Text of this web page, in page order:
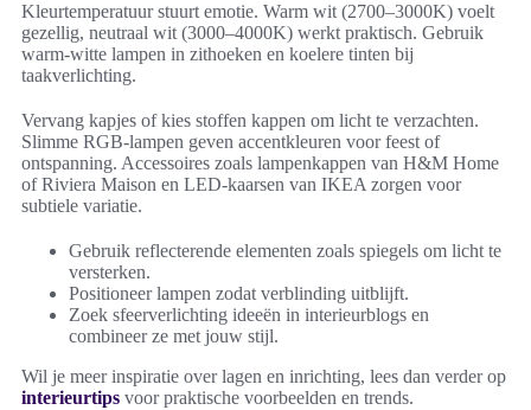
Kleurtemperatuur stuurt emotie. Warm wit (2700–3000K) voelt
gezellig, neutraal wit (3000–4000K) werkt praktisch. Gebruik
warm-witte lampen in zithoeken en koelere tinten bij
taakverlichting.
Vervang kapjes of kies stoffen kappen om licht te verzachten.
Slimme RGB-lampen geven accentkleuren voor feest of
ontspanning. Accessoires zoals lampenkappen van H&M Home
of Riviera Maison en LED-kaarsen van IKEA zorgen voor
subtiele variatie.
Gebruik reflecterende elementen zoals spiegels om licht te
versterken.
Positioneer lampen zodat verblinding uitblijft.
Zoek sfeerverlichting ideeën in interieurblogs en
combineer ze met jouw stijl.
Wil je meer inspiratie over lagen en inrichting, lees dan verder op
interieurtips voor praktische voorbeelden en trends.